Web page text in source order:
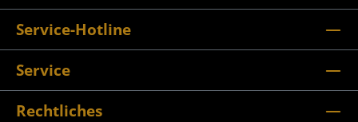
Service-Hotline
Service
Rechtliches